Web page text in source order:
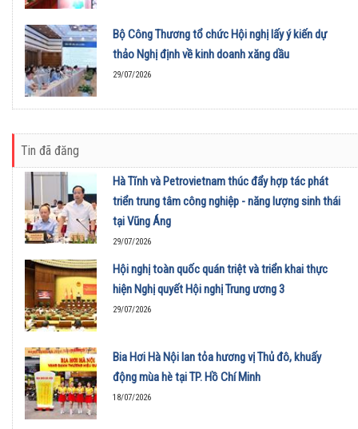
Bộ Công Thương tổ chức Hội nghị lấy ý kiến dự
thảo Nghị định về kinh doanh xăng dầu
29/07/2026
Tin đã đăng
Hà Tĩnh và Petrovietnam thúc đẩy hợp tác phát
triển trung tâm công nghiệp - năng lượng sinh thái
tại Vũng Áng
29/07/2026
Hội nghị toàn quốc quán triệt và triển khai thực
hiện Nghị quyết Hội nghị Trung ương 3
29/07/2026
Bia Hơi Hà Nội lan tỏa hương vị Thủ đô, khuấy
động mùa hè tại TP. Hồ Chí Minh
18/07/2026